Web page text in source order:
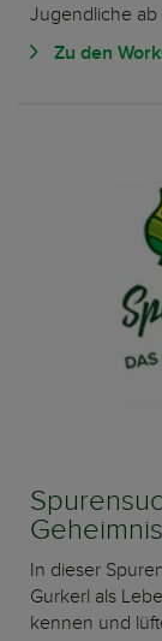
Jugendliche ab
Zu den
Geheimnis
In dieser
Gurkerl als
kennen und